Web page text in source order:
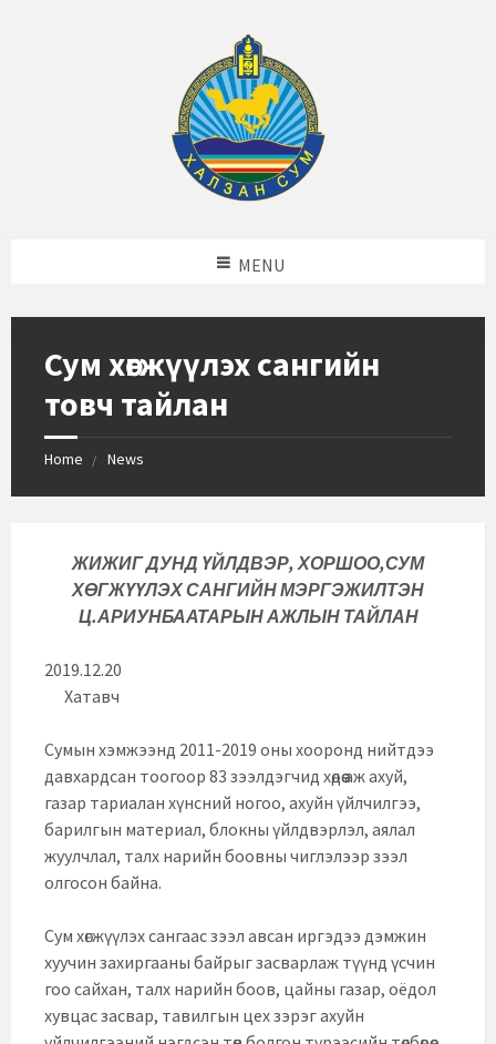
MENU
Сум хөгжүүлэх сангийн
товч тайлан
Home News
ЖИЖИГ ДУНД ҮЙЛДВЭР, ХОРШОО,СУМ
ХӨГЖҮҮЛЭХ САНГИЙНМЭРГЭЖИЛТЭН
Ц.АРИУНБААТАРЫН АЖЛЫН ТАЙЛАН
2019.12.20
Хатавч
Сумын хэмжээнд 2011-2019 оны хооронд нийтдээ
давхардсан тоогоор 83 зээлдэгчид хөдөө аж ахуй,
газар тариалан хүнсний ногоо, ахуйн үйлчилгээ,
барилгын материал, блокны үйлдвэрлэл, аялал
жуулчлал, талх нарийн боовны чиглэлээр зээл
олгосон байна.
Сум хөгжүүлэх сангаас зээл авсан иргэдээ дэмжин
хуучин захиргааны байрыг засварлаж түүнд үсчин
гоо сайхан, талх нарийн боов, цайны газар, оёдол
хувцас засвар, тавилгын цех зэрэг ахуйн